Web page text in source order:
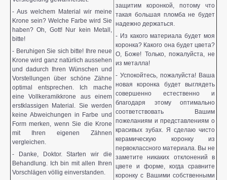
- Aus welchem Material wir meine
Krone sein? Welche Farbe wird Sie
haben? Oh, Gott! Nur kein Metall,
bitte!
- Beruhigen Sie sich bitte! Ihre neue
Krone wird ganz natürlich aussehen
und dadurch Ihren Wünschen und
Vorstellungen über schöne Zähne
optimal entsprechen. Ich mache
eine Vollkeramikkrone aus einem
erstklassigen Material. Sie werden
keine Abweichungen in Farbe und
Form merken, wenn Sie die Krone
mit Ihren eigenen Zähnen
vergleichen.
- Danke, Doktor. Starten wir die
Behandlung. Ich bin mit allen Ihren
Vorschlägen völlig einverstanden.
защитим коронкой, потому что
такая большая пломба не будет
надежно держаться.
- Из какого материала будет моя
коронка? Какого она будет цвета?
О, Боже! Только, пожалуйста, не
из металла!
- Успокойтесь, пожалуйста! Ваша
новая коронка будет выглядеть
совершенно естественно и
благодаря этому оптимально
соответствовать Вашим
пожеланиям и представлениям о
красивых зубах. Я сделаю чисто
керамическую коронку из
первоклассного материала. Вы не
заметите никаких отклонений в
цвете и форме, когда сравните
коронку с Вашими собственными